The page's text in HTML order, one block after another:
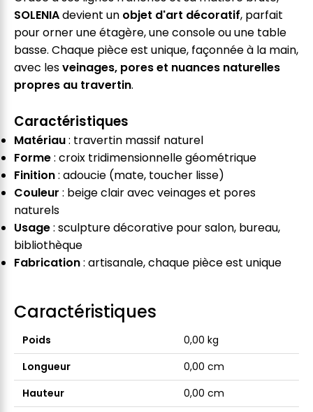
SOLENIAdevient un objet d'art décoratif, parfait
pour orner une étagère, une console ou une table
basse. Chaque pièce est unique, façonnée à la main,
avec lesveinages, pores et nuances naturelles
propres au travertin.
Caractéristiques
Matériau: travertin massif naturel
Forme: croix tridimensionnelle géométrique
Finition: adoucie (mate, toucher lisse)
Couleur : beige clair avec veinages et pores
naturels
Usage: sculpture décorative pour salon, bureau,
bibliothèque
Fabrication: artisanale, chaque pièce est unique
Caractéristiques
Poids
0,00 kg
Longueur
0,00 cm
Hauteur
0,00 cm